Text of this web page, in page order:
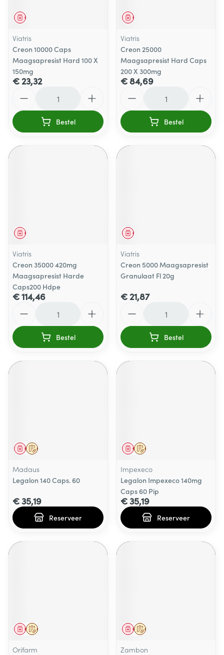
Geneesmiddel
Viatris
Creon 10000 Caps
Maagsapresist Hard 100 X
150mg
€ 23,32
Bestel
Geneesmiddel
Viatris
Creon 25000
Maagsapresist Hard Caps
200 X 300mg
€ 84,69
Bestel
Geneesmiddel
Viatris
Creon 35000 420mg
Maagsapresist Harde
Caps200 Hdpe
€ 114,46
Bestel
Geneesmiddel
Viatris
Creon 5000 Maagsapresist
Granulaat Fl 20g
€ 21,87
Bestel
Op voorschrift
Geneesmiddel
Madaus
Legalon 140 Caps. 60
€ 35,19
Reserveer
Op voorschrift
Geneesmiddel
Impexeco
Legalon Impexeco 140mg
Caps 60 Pip
€ 35,19
Reserveer
Op voorschrift
Geneesmiddel
Orifarm
Op voorschrift
Geneesmiddel
Zambon